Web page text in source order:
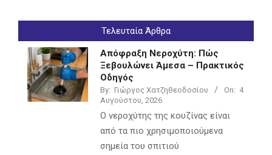
Τελευταία Άρθρα
Απόφραξη Νεροχύτη: Πώς
Ξεβουλώνει Άμεσα – Πρακτικός
Οδηγός
By: Γιώργος Χατζηθεοδοσίου On: 4
Αυγούστου, 2026
Ο νεροχύτης της κουζίνας είναι
από τα πιο χρησιμοποιούμενα
σημεία του σπιτιού